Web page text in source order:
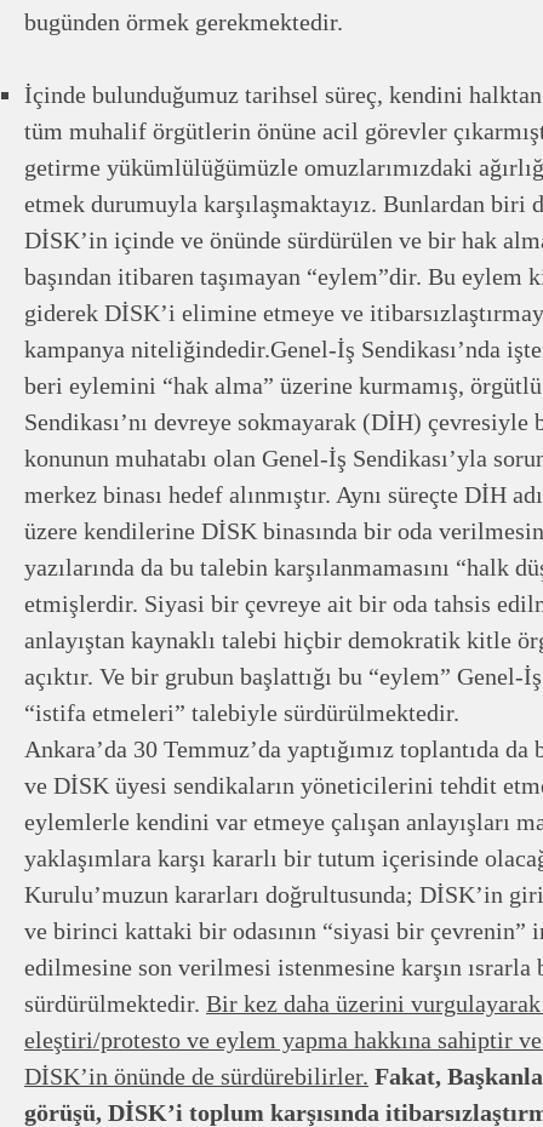
bugünden örmek gerekmektedir.
İçinde bulunduğumuz tarihsel süreç, kendini
tüm muhalif örgütlerin önüne acil görevler
getirme yükümlülüğümüzle omuzlarımızdaki
etmek durumuyla karşılaşmaktayız. Bunlardan biri
DİSK’in içinde ve önünde sürdürülen ve bir hak
başından itibaren taşımayan “eylem”dir. Bu
giderek DİSK’i elimine etmeye ve
kampanya niteliğindedir.Genel-İş Sendikası’nda
beri eylemini “hak alma” üzerine kurmamış,
Sendikası’nı devreye sokmayarak (DİH)
konunun muhatabı olan Genel-İş Sendikası’yla
merkez binası hedef alınmıştır. Aynı süreçte DİH
üzere kendilerine DİSK binasında bir oda
yazılarında da bu talebin karşılanmamasını “halk
etmişlerdir. Siyasi bir çevreye ait bir oda tahsis
anlayıştan kaynaklı talebi hiçbir demokratik kitle
açıktır. Ve bir grubun başlattığı bu “eylem”
“istifa etmeleri” talebiyle sürdürülmektedir.
Ankara’da 30 Temmuz’da yaptığımız toplantıda
ve DİSK üyesi sendikaların yöneticilerini tehdit
eylemlerle kendini var etmeye çalışan anlayışları
yaklaşımlara karşı kararlı bir tutum içerisinde
Kurulu’muzun kararları doğrultusunda; DİSK’in
ve birinci kattaki bir odasının “siyasi bir çevrenin”
edilmesine son verilmesi istenmesine karşın ısrarla
sürdürülmektedir. Bir kez daha üzerini
eleştiri/protesto ve eylem yapma hakkına sahiptir
DİSK’in önünde de sürdürebilirler. Fakat,
görüşü, DİSK’i toplum karşısında